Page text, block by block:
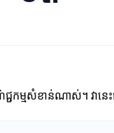
ជកម្មសំខាន់ណាស់។ វានេ